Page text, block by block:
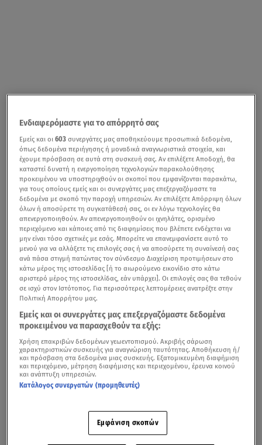
Ενδιαφερόμαστε για το απόρρητό σας
Εμείς και οι603 συνεργάτες μας αποθηκεύουμε προσωπικά δεδομένα,
όπως δεδομένα περιήγησης ή μοναδικά αναγνωριστικά στοιχεία, και
έχουμε πρόσβαση σε αυτά στη συσκευή σας. Αν επιλέξετε Αποδοχή, θα
καταστεί δυνατή η ενεργοποίηση τεχνολογιών παρακολούθησης
προκειμένου να υποστηριχθούν οι σκοποί που εμφανίζονται παρακάτω,
για τους οποίους εμείς και οι συνεργάτες μας επεξεργαζόμαστε τα
δεδομένα με σκοπό την παροχή υπηρεσιών. Αν επιλέξετε Απόρριψη όλων
όλων ή αποσύρετε τη συγκατάθεσή σας, οι εν λόγω τεχνολογίες θα
απενεργοποιηθούν. Αν απενεργοποιηθούν οι ιχνηλάτες, ορισμένο
περιεχόμενο και κάποιες από τις διαφημίσεις που βλέπετε ενδέχεται να
μην είναι τόσο σχετικές με εσάς. Μπορείτε να επανεμφανίσετε αυτό το
μενού για να αλλάξετε τις επιλογές σας ή να αποσύρετε τη συναίνεσή σας
ανά πάσα στιγμή πατώντας τον σύνδεσμο Διαχείριση προτιμήσεων στο
κάτω μέρος της ιστοσελίδας [ή το αιωρούμενο εικονίδιο στο κάτω
αριστερό μέρος της ιστοσελίδας, εάν υπάρχει]. Οι επιλογές σας θα τεθούν
σε ισχύ στον Ιστότοπος. Για περισσότερες λεπτομέρειες ανατρέξτε στην
Πολιτική Απορρήτου μας.
Εμείς και οι συνεργάτες μας επεξεργαζόμαστε δεδομένα
προκειμένου να παρασχεθούν τα εξής:
Χρήση επακριβών δεδομένων γεωεντοπισμού. Ακριβής σάρωση
χαρακτηριστικών συσκευής για αναγνώριση ταυτότητας. Αποθήκευση ή/
και πρόσβαση στα δεδομένα μιας συσκευής. Εξατομικευμένη διαφήμιση
και περιεχόμενο, μέτρηση διαφήμισης και περιεχομένου, έρευνα κοινού
και ανάπτυξη υπηρεσιών.
Κατάλογος συνεργατών (προμηθευτές)
Εμφάνιση σκοπών